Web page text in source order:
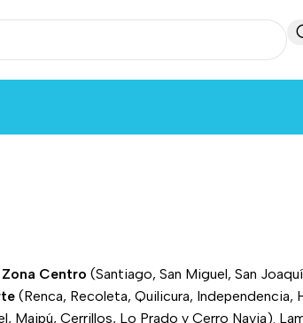
Zona Centro (Santiago, San Miguel, San
(Renca, Recoleta, Quilicura, Independencia,
Maipú, Cerrillos, Lo Prado y Cerro Navia).